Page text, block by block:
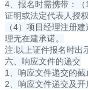
4、报名时需携带：
证明或法定代表人授
（4）项目经理注册
理无在建承诺。
注:以上证件报名时出
六、响应文件的递交
1、响应文件递交的
2、响应文件递交及